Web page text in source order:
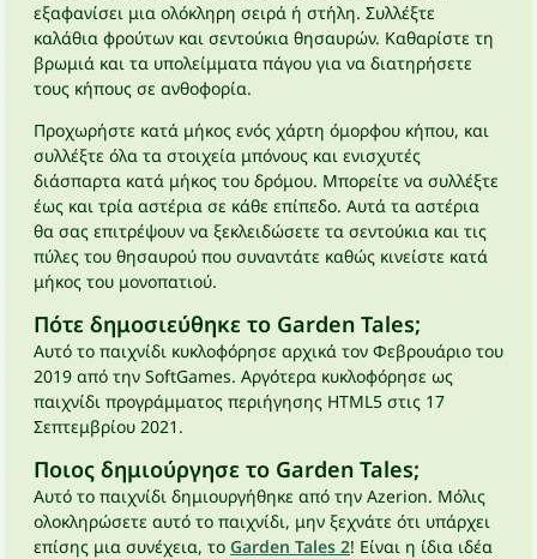
εξαφανίσει μια ολόκληρη σειρά ή στήλη. Συλλέξτε
καλάθια φρούτων και σεντούκια θησαυρών. Καθαρίστε τη
βρωμιά και τα υπολείμματα πάγου για να διατηρήσετε
τους κήπους σε ανθοφορία.
Προχωρήστε κατά μήκος ενός χάρτη όμορφου κήπου, και
συλλέξτε όλα τα στοιχεία μπόνους και ενισχυτές
διάσπαρτα κατά μήκος του δρόμου. Μπορείτε να συλλέξτε
έως και τρία αστέρια σε κάθε επίπεδο. Αυτά τα αστέρια
θα σας επιτρέψουν να ξεκλειδώσετε τα σεντούκια και τις
πύλες του θησαυρού που συναντάτε καθώς κινείστε κατά
μήκος του μονοπατιού.
Πότε δημοσιεύθηκε το Garden Tales;
Αυτό το παιχνίδι κυκλοφόρησε αρχικά τον Φεβρουάριο του
2019 από την SoftGames. Αργότερα κυκλοφόρησε ως
παιχνίδι προγράμματος περιήγησης HTML5 στις 17
Σεπτεμβρίου 2021.
Ποιος δημιούργησε το Garden Tales;
Αυτό το παιχνίδι δημιουργήθηκε από την Azerion. Μόλις
ολοκληρώσετε αυτό το παιχνίδι, μην ξεχνάτε ότι υπάρχει
επίσης μια συνέχεια, το Garden Tales 2! Είναι η ίδια ιδέα